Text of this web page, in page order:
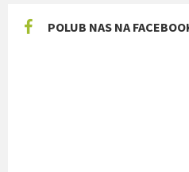
POLUB NAS NA